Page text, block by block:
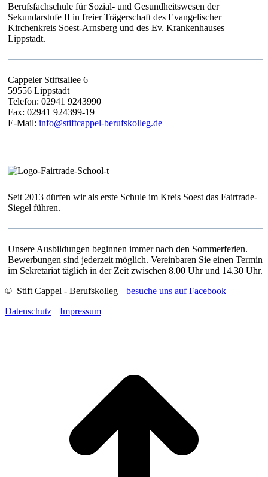
Berufsfachschule für Sozial- und Gesundheitswesen der
Sekundarstufe II in freier Trägerschaft des Evangelischer
Kirchenkreis Soest-Arnsberg und des Ev. Krankenhauses
Lippstadt.
Cappeler Stiftsallee 6
59556 Lippstadt
Telefon: 02941 9243990
Fax: 02941 924399-19
E-Mail: info@stiftcappel-berufskolleg.de
Seit 2013 dürfen wir als erste Schule im Kreis Soest das Fairtrade-
Siegel führen.
Unsere Ausbildungen beginnen immer nach den Sommerferien.
Bewerbungen sind jederzeit möglich. Vereinbaren Sie einen Termin
im Sekretariat täglich in der Zeit zwischen 8.00 Uhr und 14.30 Uhr.
© Stift Cappel - Berufskolleg
besuche uns auf Facebook
Datenschutz
Impressum